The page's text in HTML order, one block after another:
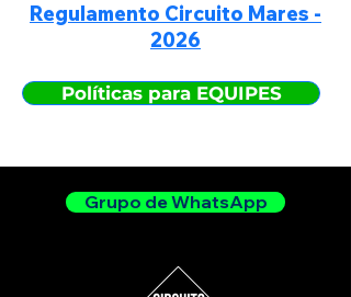
Regulamento Circuito Mares -
2026
Políticas para EQUIPES
Grupo de WhatsApp